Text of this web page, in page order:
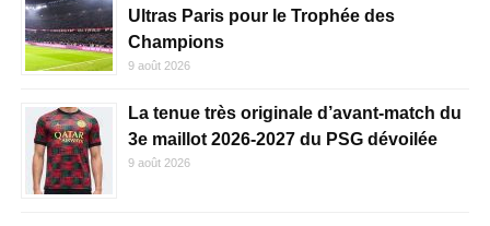
Ultras Paris pour le Trophée des
Champions
9 août 2026
La tenue très originale d’avant-match du
3e maillot 2026-2027 du PSG dévoilée
9 août 2026